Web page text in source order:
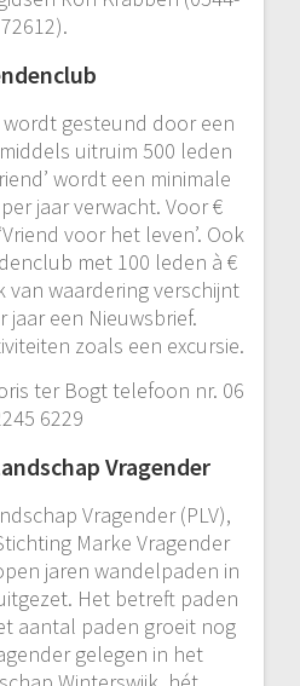
gesteund door een
uitruim 500 leden
wordt een minimale
jaar verwacht. Voor €
voor het leven’. Ook
met 100 leden à €
van waardering verschijnt
jaar een Nieuwsbrief.
zoals een excursie.
ter Bogt telefoon nr. 06
6229
Vragender
Vragender (PLV),
Marke Vragender
jaren wandelpaden in
Het betreft paden
aantal paden groeit nog
gelegen in het